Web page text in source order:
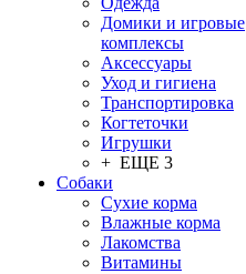
Домики и игровые
комплексы
Аксессуары
Уход и гигиена
Транспортировка
Когтеточки
Игрушки
+ ЕЩЕ 3
Собаки
Сухие корма
Влажные корма
Лакомства
Витамины